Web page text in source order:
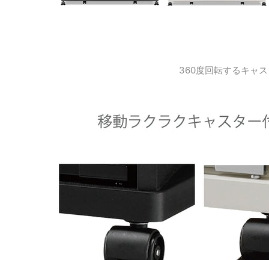
360度回転するキャ